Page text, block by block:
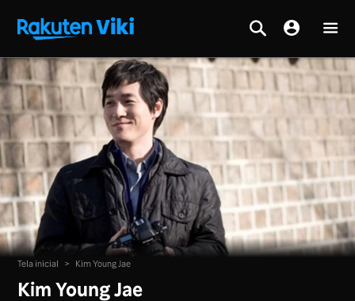
Tela inicial > Kim Young Jae
Kim Young Jae